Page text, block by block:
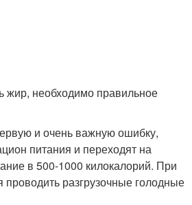
жир, необходимо правильное
и очень важную ошибку,
питания и переходят на
в 500-1000 килокалорий. При
разгрузочные голодные